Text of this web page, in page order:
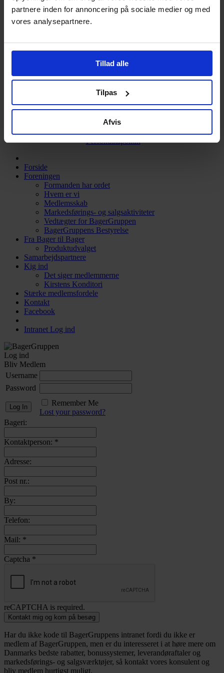
partnere inden for annoncering på sociale medier og med
vores analysepartnere.
Tillad alle
Tilpas
Afvis
Broenge 11
2635 Ishøj
kontor@bagergruppen.dk
Klik her og få adgang til markedets bedste priser og rabatter
Bliv medlem
BagerGruppen I Broenge 11 I 2635 Ishøj I Tlf. 3969
3077 I CVR 2758 0556 Ikontor@bagergruppen.dkI
Persondatapolitik
Forside
Foreningen
Formanden har ordet
Hvem er vi
Medlemsskab
Markedsførings- og salgsaktiviteter
Vedtægter for BagerGruppen
BagerGruppens Bestyrelse
Fra Bager til Bager
Produktudvalget
Samarbejdspartnere
Kig ind
Det siger medlemmerne
Kirstens Konditori
Stærke medlemsfordele
Kontakt
Facebook
Intranet Log ind
Log ind
Bliv Medlem
Username
Password
Remember Me
Lost your password?
Bageri:
Kontaktperson: *
Adresse:
Post nr.:
By:
Telefon:
Mail: *
Captcha *
reCAPTCHA is required.
Kontakt mig og kom på besøg
Har du ikke kode til BagerGruppens intranet fordi du ikke er
medlem af BagerGruppen, men er du interesseret i at høre mere om
Danmarks bedste rabatter, bonussystemer, leverandøraftaler og
markedsførings- og salgsværktøjer, så kontakt vores konsulent og
bliv medlem hurtigst muligt.